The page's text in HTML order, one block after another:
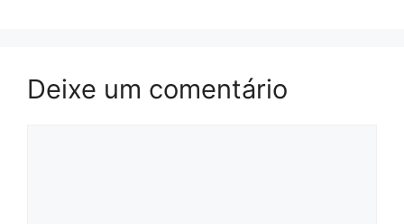
Deixe um comentário